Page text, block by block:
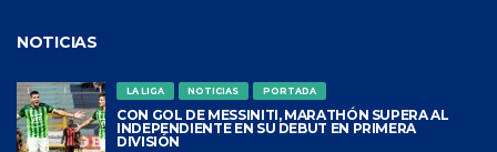
NOTICIAS
LA LIGA NOTICIAS PORTADA
CON GOL DE MESSINITI, MARATHÓN SUPERA AL
INDEPENDIENTE EN SU DEBUT EN PRIMERA
DIVISIÓN